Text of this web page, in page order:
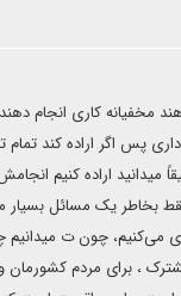
مخفیانه کاری انجام
پس اگر اراده کند تمام
میدانید اراده کنیم
بخاطر یک مسائل بسیار
می‌کنیم، چون ت
، برای مردم کشورمان